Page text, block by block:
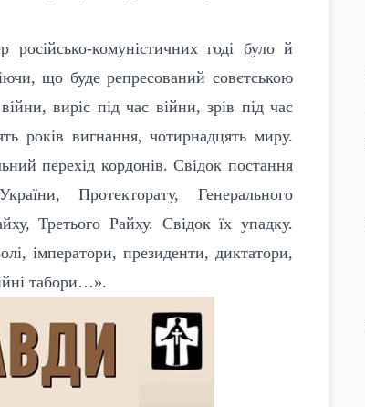
комуністичних годі було й
що буде репресований совєтською
виріс під час війни, зрів під час
років вигнання, чотирнадцять миру.
перехід кордонів. Свідок постання
Протекторату, Генерального
Третього Райху. Свідок їх упадку.
імператори, президенти, диктатори,
табори…».